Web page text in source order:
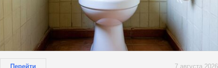
Перейти 7 августа 2026